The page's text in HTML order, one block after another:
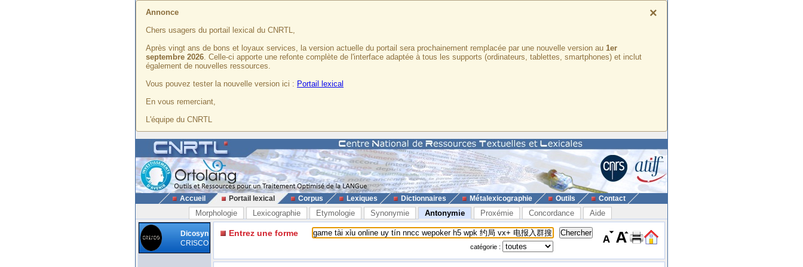
×
Annonce
Chers usagers du portail lexical du CNRTL,
Après vingt ans de bons et loyaux services, la version actuelle du portail sera prochainement remplacée par une nouvelle version au 1er
septembre 2026. Celle-ci apporte une refonte complète de l'interface adaptée à tous les supports (ordinateurs, tablettes, smartphones) et inclut
également de nouvelles ressources.
Vous pouvez tester la nouvelle version ici : Portail lexical
En vous remerciant,
L'équipe du CNRTL
Accueil Portail lexical Corpus Lexiques Dictionnaires Métalexicographie Outils Contact
Morphologie Lexicographie Etymologie Synonymie Antonymie Proxémie Concordance Aide
Dicosyn
CRISCO
Entrez une forme
catégorie :